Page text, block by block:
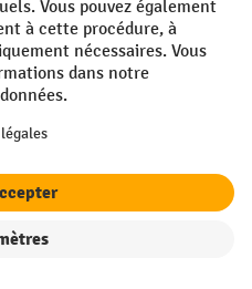
une seule fois